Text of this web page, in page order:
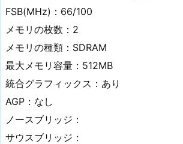
FSB(MHz)：66/100
メモリの枚数：2
メモリの種類：SDRAM
最大メモリ容量：512MB
統合グラフィックス：あり
AGP：なし
ノースブリッジ：
サウスブリッジ：